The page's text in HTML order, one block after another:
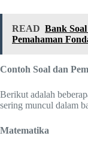
READ Bank
Pemahaman
Contoh Soal dan
Berikut adalah
sering muncul dalam
Matematika